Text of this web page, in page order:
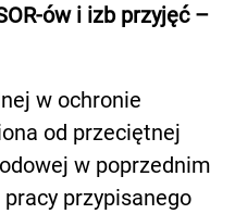
ów i izb przyjęć –
w ochronie
od przeciętnej
w poprzednim
przypisanego